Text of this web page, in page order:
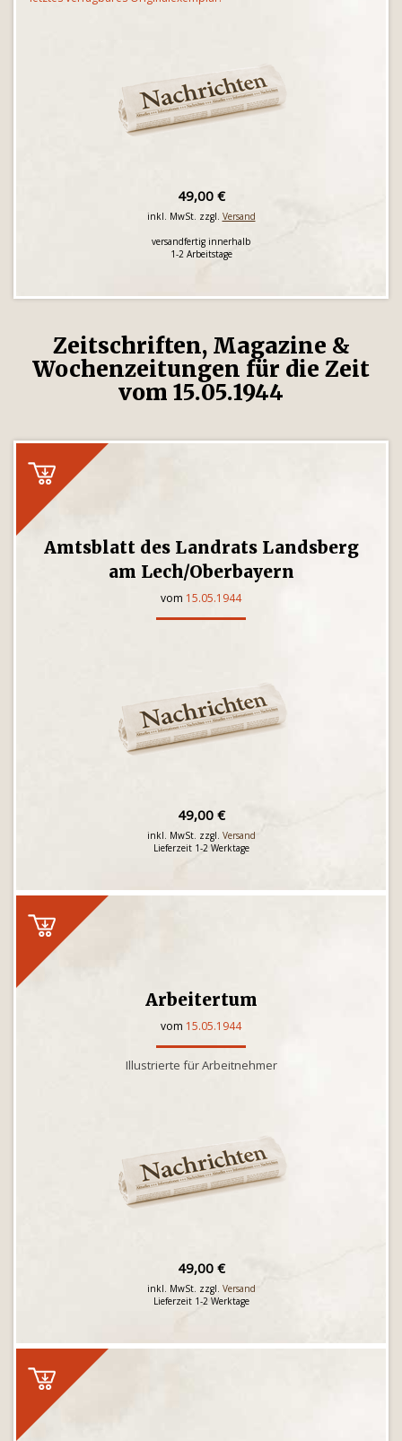
49,00 €
inkl. MwSt. zzgl. Versand
versandfertig innerhalb
1-2 Arbeitstage
Zeitschriften, Magazine &
Wochenzeitungen für die Zeit
vom 15.05.1944
Amtsblatt des Landrats Landsberg
am Lech/Oberbayern
vom 15.05.1944
49,00 €
inkl. MwSt. zzgl. Versand
Lieferzeit 1-2 Werktage
Arbeitertum
vom 15.05.1944
Illustrierte für Arbeitnehmer
49,00 €
inkl. MwSt. zzgl. Versand
Lieferzeit 1-2 Werktage